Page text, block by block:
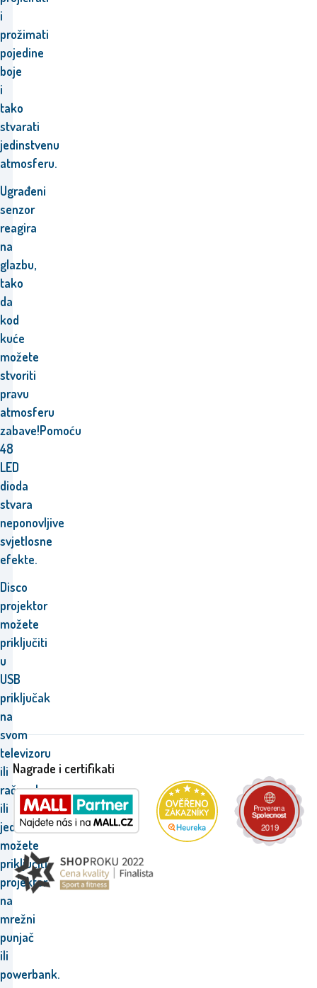
i
prožimati
pojedine
boje
i
tako
stvarati
jedinstvenu
atmosferu.
Ugrađeni
senzor
reagira
na
glazbu,
tako
da
kod
kuće
možete
stvoriti
pravu
atmosferu
zabave!Pomoću
48
LED
dioda
stvara
neponovljive
svjetlosne
efekte.
Disco
projektor
možete
priključiti
u
USB
priključak
na
svom
televizoru
ili
računalu,
ili
jednostavno
možete
priključiti
projektor
na
mrežni
punjač
ili
powerbank.
Nagrade i certifikati